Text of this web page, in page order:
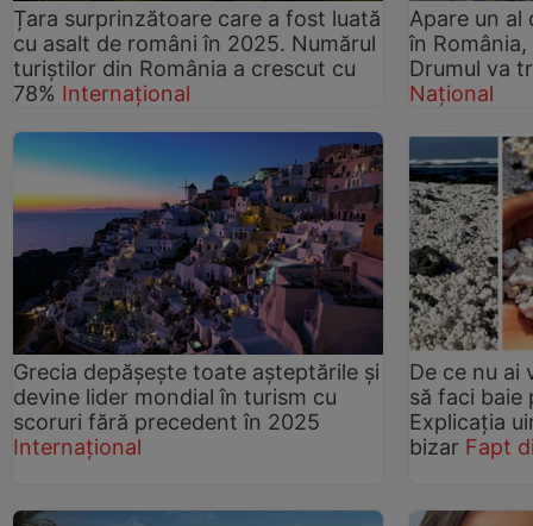
Țara surprinzătoare care a fost luată
cu asalt de români în 2025. Numărul
turiștilor din România a crescut cu
78% Internațional
Apare un al
în
Drumul va
Național
Grecia depășește toate așteptările și
devine lider mondial în turism cu
scoruri fără precedent în 2025
Internațional
De ce nu ai
să faci baie
Explicația
bizar Fapt